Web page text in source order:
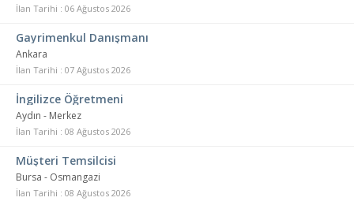
İlan Tarihi : 06 Ağustos 2026
Gayrimenkul Danışmanı
Ankara
İlan Tarihi : 07 Ağustos 2026
İngilizce Öğretmeni
Aydın - Merkez
İlan Tarihi : 08 Ağustos 2026
Müşteri Temsilcisi
Bursa - Osmangazi
İlan Tarihi : 08 Ağustos 2026